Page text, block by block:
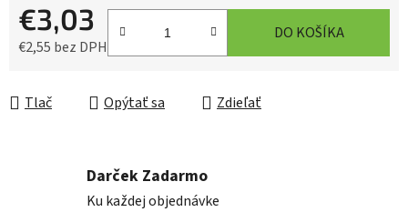
€3,03
€2,55 bez DPH
DO KOŠÍKA
Tlač Opýtať sa Zdieľať
Darček Zadarmo
Ku každej objednávke